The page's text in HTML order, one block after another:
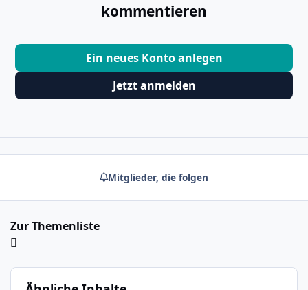
kommentieren
Ein neues Konto anlegen
Jetzt anmelden
Mitglieder, die folgen
Zur Themenliste